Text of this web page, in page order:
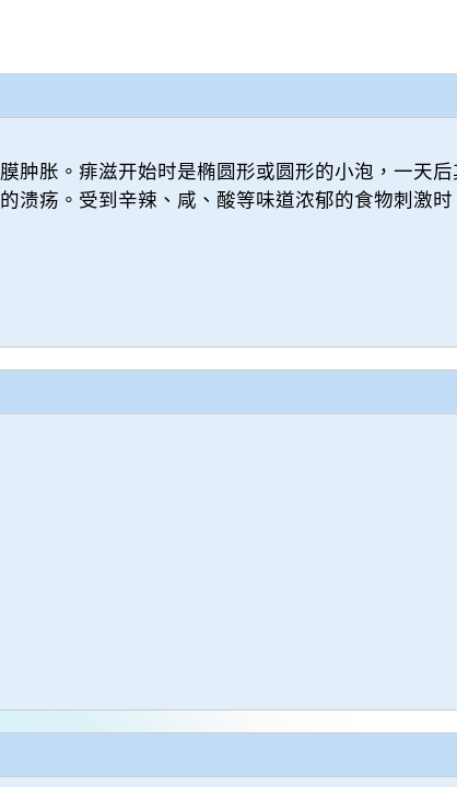
肿胀。痱滋开始时是椭圆形或圆形的小泡，一天
溃疡。受到辛辣、咸、酸等味道浓郁的食物刺激